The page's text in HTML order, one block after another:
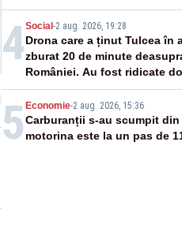
4Social -2 aug. 2026, 19:28
Drona care a ținut Tulcea în
zburat 20 de minute
României. Au fost ridicate
5 Economie-2 aug. 2026, 15:36
Carburanții s-au scumpit din
motorina este la un pas de